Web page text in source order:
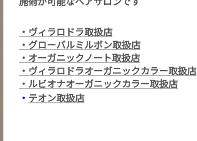
・ヴィラロドラ取扱店
・グローバルミルボン取扱店
・オーガニックノート取扱店
・ヴィラロドラオーガニックカラー取扱店
・ルビオナオーガニックカラー取扱店
・ テオン取扱店